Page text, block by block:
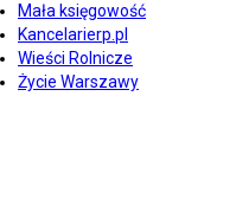
Mała księgowość
Kancelarierp.pl
Wieści Rolnicze
Życie Warszawy